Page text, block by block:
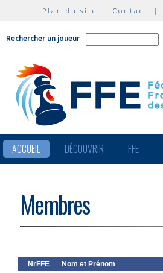
Plan du site | Contact |
Rechercher un joueur
ACCUEIL DÉCOUVRIR FFE
Membres
NrFFE Nom et Prénom